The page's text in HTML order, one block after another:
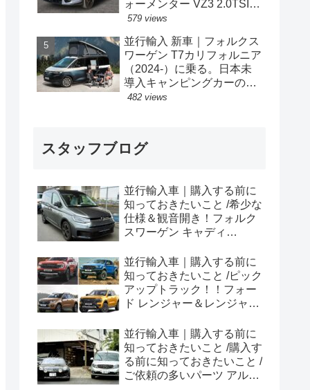
ォーメンター VZ3 2.0TSI
333PS 4Drive 7DSG 右ハン
579 views
並行輸入 新車｜フォルクス
ワーゲン T7カリフォルニア
（2024-）に乗る。日本未
導入キャンピングカーの概
要・スペック・価格の情
482 views
スタッフブログ
並行輸入車｜購入する前に
知っておきたいこと /希少な
仕様＆観音開き！フォルク
スワーゲン キャディ
並行輸入車｜購入する前に
知っておきたいこと /ピック
アップトラック！！フォー
ド レンジャー＆レンジャー
め！
並行輸入車｜購入する前に
知っておきたいこと /購入す
る前に知っておきたいこと /
ご依頼の多いパーツ アルピ